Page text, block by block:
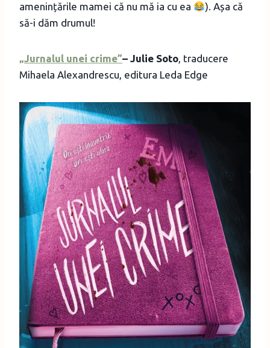
amenințările mamei că nu mă ia cu ea
). Așa că
să-i dăm drumul!
„Jurnalul unei crime”– Julie Soto, traducere
Mihaela Alexandrescu, editura Leda Edge